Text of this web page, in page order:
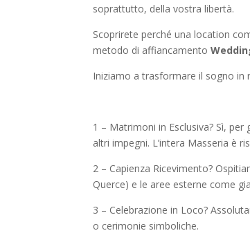
soprattutto, della vostra libertà.
Scoprirete perché una location
metodo di affiancamento
Iniziamo a trasformare il sogno in
1 – Matrimoni in Esclusiva? Sì,
altri impegni. L’intera Masseria è
2 – Capienza Ricevimento?
Querce) e le aree esterne come
3 – Celebrazione in Loco?
o cerimonie simboliche.